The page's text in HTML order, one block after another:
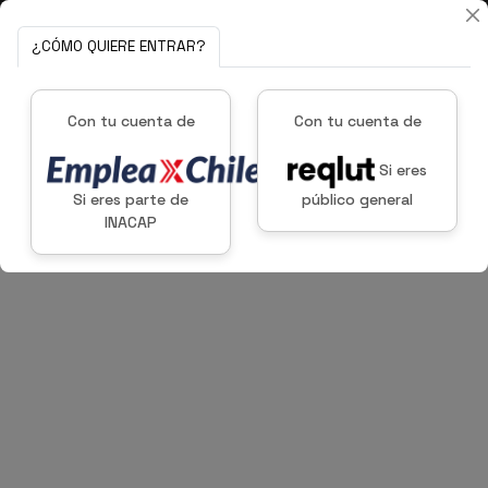
¿CÓMO QUIERE ENTRAR?
Con tu cuenta de
Si eres parte de
INACAP
Con tu cuenta de
Si eres
público general